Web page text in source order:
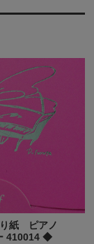
り紙 ピアノ
410014 ◆